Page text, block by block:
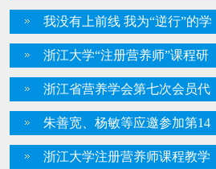
列）揭牌仪式在义乌顺利举行
我没有上前线 我为“逆行”的学
生们写首歌
浙江大学“注册营养师”课程研
修班（第一期）招生简章
浙江省营养学会第七次会员代
表大会顺利召开朱善宽教授当选
为新一届理事长
朱善宽、杨敏等应邀参加第14
届全国营养科学大会暨第11届亚
浙江大学注册营养师课程教学